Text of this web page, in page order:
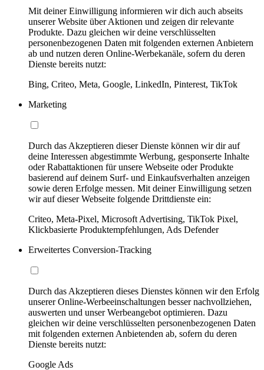
Mit deiner Einwilligung informieren wir dich auch abseits
unserer Website über Aktionen und zeigen dir relevante
Produkte. Dazu gleichen wir deine verschlüsselten
personenbezogenen Daten mit folgenden externen Anbietern
ab und nutzen deren Online-Werbekanäle, sofern du deren
Dienste bereits nutzt:
Bing, Criteo, Meta, Google, LinkedIn, Pinterest, TikTok
Marketing
Durch das Akzeptieren dieser Dienste können wir dir auf
deine Interessen abgestimmte Werbung, gesponserte Inhalte
oder Rabattaktionen für unsere Webseite oder Produkte
basierend auf deinem Surf- und Einkaufsverhalten anzeigen
sowie deren Erfolge messen. Mit deiner Einwilligung setzen
wir auf dieser Webseite folgende Drittdienste ein:
Criteo, Meta-Pixel, Microsoft Advertising, TikTok Pixel,
Klickbasierte Produktempfehlungen, Ads Defender
Erweitertes Conversion-Tracking
Durch das Akzeptieren dieses Dienstes können wir den Erfolg
unserer Online-Werbeeinschaltungen besser nachvollziehen,
auswerten und unser Werbeangebot optimieren. Dazu
gleichen wir deine verschlüsselten personenbezogenen Daten
mit folgenden externen Anbietenden ab, sofern du deren
Dienste bereits nutzt:
Google Ads